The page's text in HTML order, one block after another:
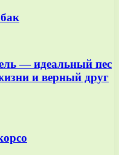
— идеальный пес
и верный друг